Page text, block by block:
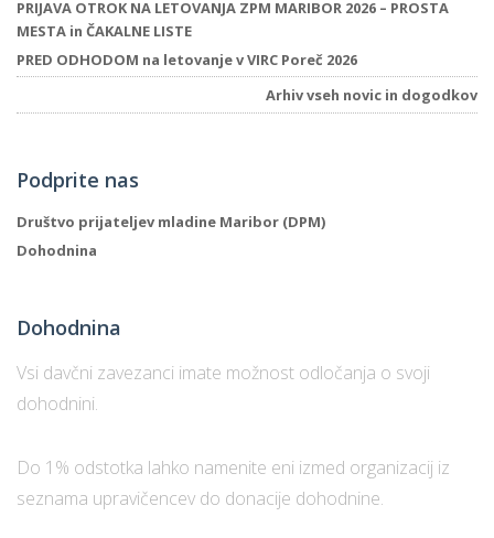
PRIJAVA OTROK NA LETOVANJA ZPM MARIBOR 2026 – PROSTA
MESTA in ČAKALNE LISTE
PRED ODHODOM na letovanje v VIRC Poreč 2026
Arhiv vseh novic in dogodkov
Podprite nas
Društvo prijateljev mladine Maribor (DPM)
Dohodnina
Dohodnina
Vsi davčni zavezanci imate možnost odločanja o svoji
dohodnini.
Do 1% odstotka lahko namenite eni izmed organizacij iz
seznama upravičencev do donacije dohodnine.